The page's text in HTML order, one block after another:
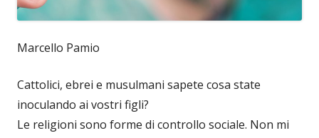
Marcello Pamio
Cattolici, ebrei e musulmani sapete cosa state
inoculando ai vostri figli?
Le religioni sono forme di controllo sociale. Non mi